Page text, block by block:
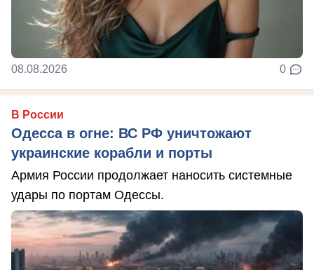
08.08.2026 0
В России
Одесса в огне: ВС РФ уничтожают
украинские корабли и порты
Армия России продолжает наносить системные
удары по портам Одессы.